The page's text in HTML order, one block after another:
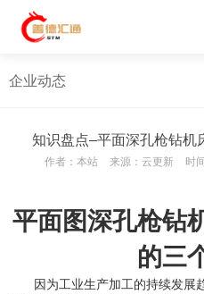
企业动态
知识盘点–平面深孔枪钻机
作者： 本站 来源： 云更新 时
平面图深孔枪钻
的三
因为工业生产加工的持续发展